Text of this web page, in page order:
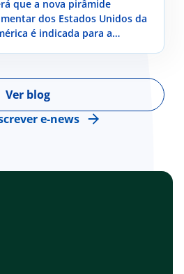
que a nova pirâmide
dos Estados Unidos da
é indicada para a
e-news
Ver blog